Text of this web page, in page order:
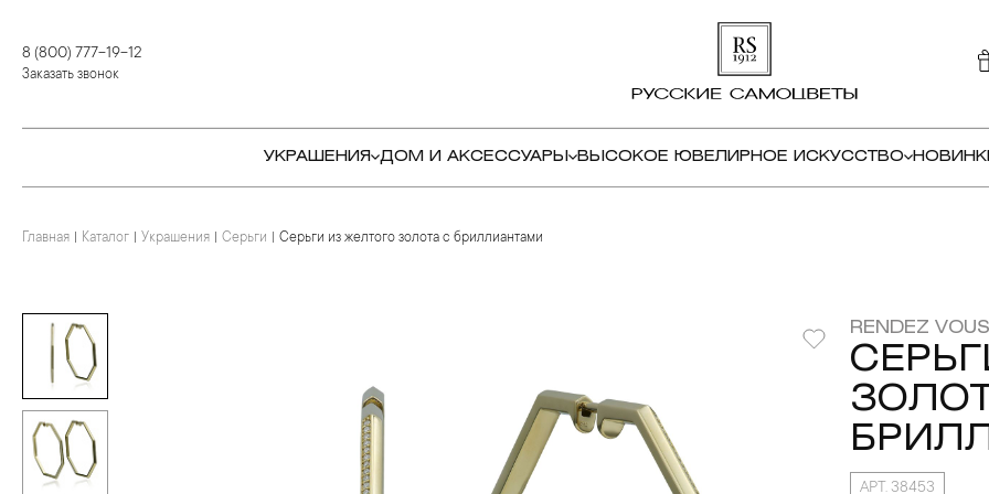
8 (800) 777-19-12
Заказать звонок
УКРАШЕНИЯ
КОЛЬЦА
ПОДВЕСКИ И КРЕСТЫ
БРОШИ
КОЛЬЕ
ЦЕПИ
ДОМ И АКСЕССУАРЫ
СТОЛОВЫЕ ПРИБОРЫ
ДЛЯ ЧАЯ
ДЛЯ КОФЕ
БАР
ДЕТЯМ
ВЫСОКОЕ ЮВЕЛИРНОЕ ИСКУССТВО
КОЛЬЦА
БРАСЛЕТЫ
КОЛЬЕ И ПОДВЕСКИ
БРОШИ
КАМНЕРЕЗНОЕ
ИСКУССТВО
Главная Каталог Украшения Серьги Серьги из желтого золота с бриллиантами
RENDEZ
АРТ. 38453